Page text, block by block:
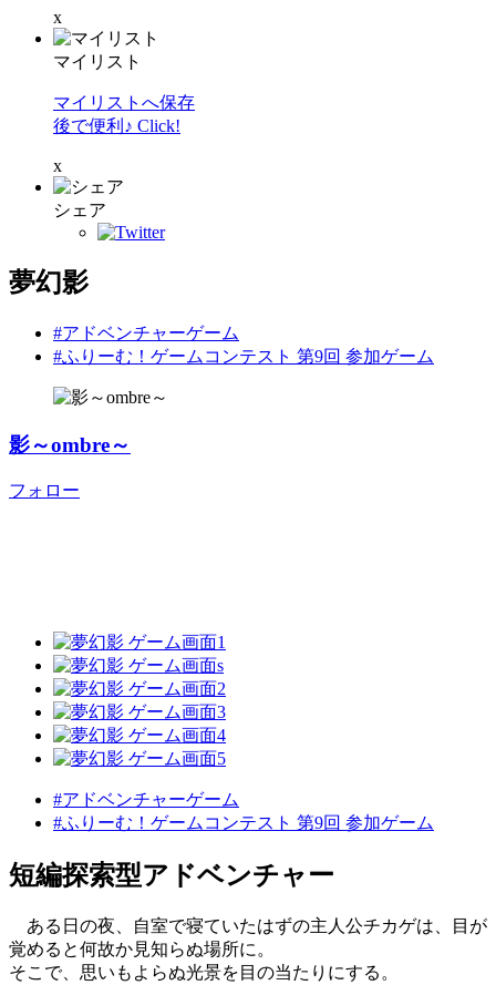
x
マイリスト
マイリストへ保存
後で便利♪ Click!
x
シェア
夢幻影
#アドベンチャーゲーム
#ふりーむ！ゲームコンテスト 第9回 参加ゲーム
影～ombre～
フォロー
#アドベンチャーゲーム
#ふりーむ！ゲームコンテスト 第9回 参加ゲーム
短編探索型アドベンチャー
ある日の夜、自室で寝ていたはずの主人公チカゲは、目が
覚めると何故か見知らぬ場所に。
そこで、思いもよらぬ光景を目の当たりにする。